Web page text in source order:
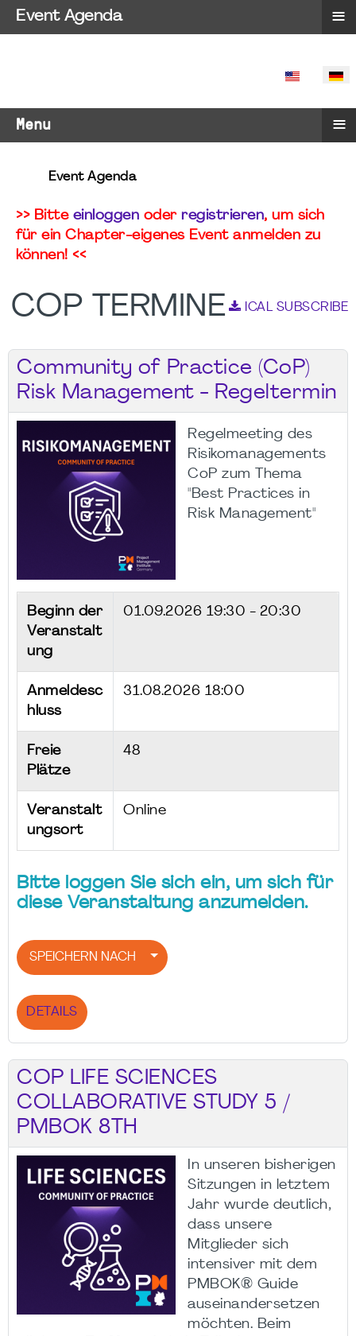
SPRACHE
Menu ≡
Event Agenda
>> Bitte einloggen oder registrieren, um sich
für ein Chapter-eigenes Event anmelden zu
können! <<
COP TERMINE ICAL SUBSCRIBE
Community of Practice (CoP)
Risk Management - Regeltermin
Regelmeeting des
Risikomanagements
CoP zum Thema
"Best Practices in
Risk Management"
Beginn der
Veranstalt
ung
01.09.2026 19:30 - 20:30
Anmeldesc
hluss
31.08.2026 18:00
Freie
Plätze
48
Veranstalt
ungsort
Online
Bitte loggen Sie sich ein, um sich für
diese Veranstaltung anzumelden.
SPEICHERN NACH
DETAILS
COP LIFE SCIENCES
COLLABORATIVE STUDY 5 /
PMBOK 8TH
In unseren bisherigen
Sitzungen in letztem
Jahr wurde deutlich,
dass unsere
Mitglieder sich
intensiver mit dem
PMBOK® Guide
auseinandersetzen
möchten. Beim
Event Agenda ≡